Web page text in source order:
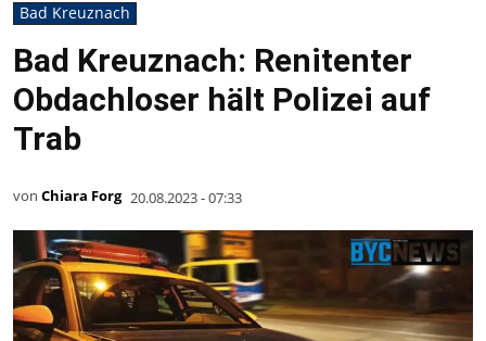
Bad Kreuznach
Bad Kreuznach: Renitenter
Obdachloser hält Polizei auf
Trab
von Chiara Forg 20.08.2023 - 07:33